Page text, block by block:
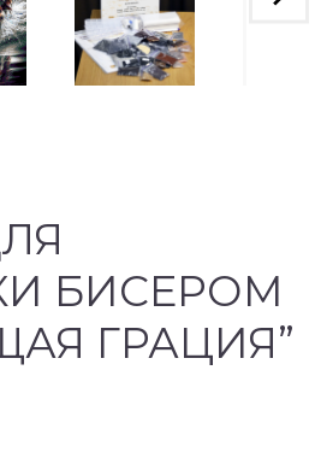
БИСЕРОМ
ГРАЦИЯ”